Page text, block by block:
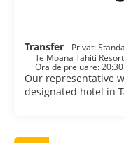
Transfer - Privat:
Te Moana Tahiti Resort
Ora de preluare: 20:30
Our representative
designated hotel in